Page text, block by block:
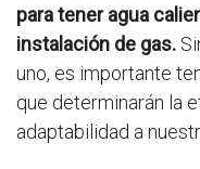
para tener agua
instalación de gas.
uno, es importante
que determinarán la
adaptabilidad a